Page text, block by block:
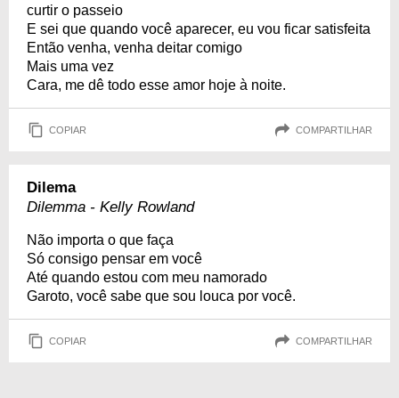
curtir o passeio
E sei que quando você aparecer, eu vou ficar satisfeita
Então venha, venha deitar comigo
Mais uma vez
Cara, me dê todo esse amor hoje à noite.
COPIAR COMPARTILHAR
Dilema
Dilemma - Kelly Rowland
Não importa o que faça
Só consigo pensar em você
Até quando estou com meu namorado
Garoto, você sabe que sou louca por você.
COPIAR COMPARTILHAR